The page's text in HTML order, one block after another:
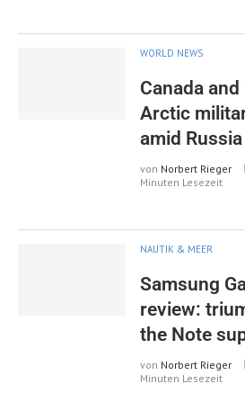
WORLD NEWS
Canada
Arctic
amid
von Norbert Rieger
Minuten Lesezeit
NAUTIK & MEER
Samsung
review:
the Note
von Norbert Rieger
Minuten Lesezeit